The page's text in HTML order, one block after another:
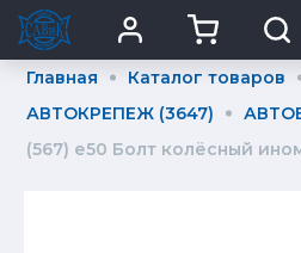
Главная
Каталог товаров
АВТОКРЕПЕЖ (3647)
(567) е50 Болт колёсный